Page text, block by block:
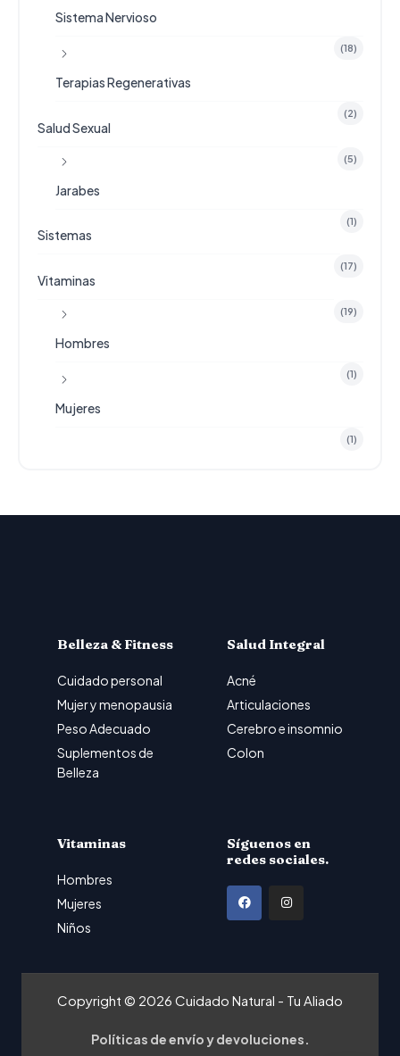
Sistema Nervioso
(18)
Terapias Regenerativas
(2)
Salud Sexual
(5)
Jarabes
(1)
Sistemas
(17)
Vitaminas
(19)
Hombres
(1)
Mujeres
(1)
Belleza & Fitness
Cuidado personal
Mujer y menopausia
Peso Adecuado
Suplementos de
Belleza
Salud Integral
Acné
Articulaciones
Cerebro e insomnio
Colon
Vitaminas
Hombres
Mujeres
Niños
Síguenos en
redes sociales.
F
a
o
I
g
Copyright © 2026 Cuidado Natural - Tu Aliado
Políticas de envío y devoluciones.